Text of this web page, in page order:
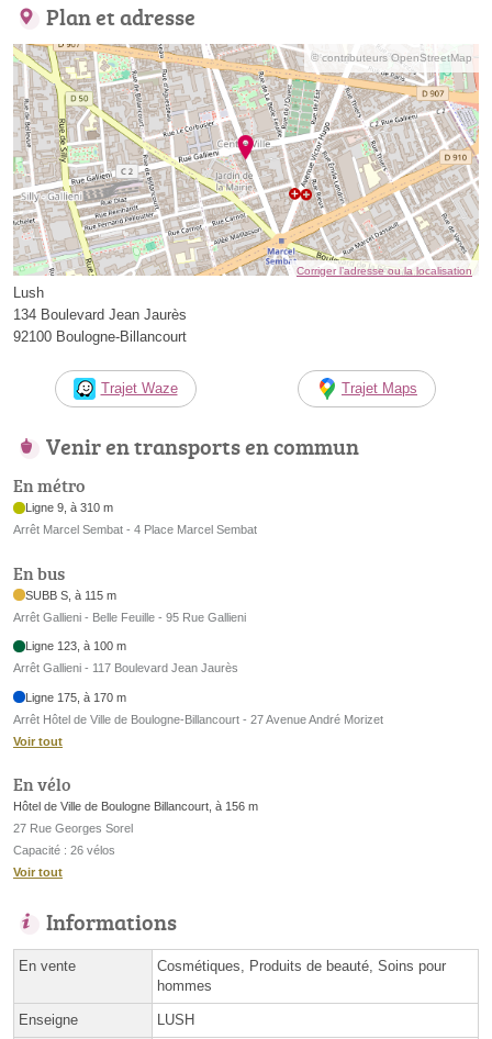
Plan et adresse
© contributeurs OpenStreetMap
Corriger l’adresse ou la localisation
Lush
134 Boulevard Jean Jaurès
92100 Boulogne-Billancourt
Trajet Waze Trajet Maps
Venir en transports en commun
En métro
Ligne 9, à 310 m
Arrêt Marcel Sembat - 4 Place Marcel Sembat
En bus
SUBB S, à 115 m
Arrêt Gallieni - Belle Feuille - 95 Rue Gallieni
Ligne 123, à 100 m
Arrêt Gallieni - 117 Boulevard Jean Jaurès
Ligne 175, à 170 m
Arrêt Hôtel de Ville de Boulogne-Billancourt - 27 Avenue André Morizet
Voir tout
En vélo
Hôtel de Ville de Boulogne Billancourt, à 156 m
27 Rue Georges Sorel
Capacité : 26 vélos
Voir tout
Informations
En vente
Cosmétiques, Produits de beauté, Soins pour
hommes
Enseigne LUSH